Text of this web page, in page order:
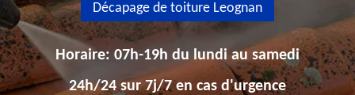
Décapage de toiture Leognan
Horaire: 07h-19h du lundi au samedi
24h/24 sur 7j/7 en cas d'urgence